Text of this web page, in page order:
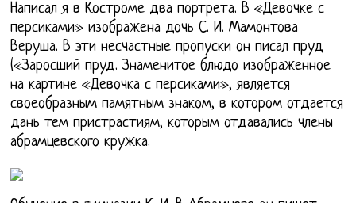
Написал я в Костроме два портрета. В «Девочке с
персиками» изображена дочь С. И. Мамонтова
Веруша. В эти несчастные пропуски он писал пруд
(«Заросший пруд. Знаменитое блюдо изображенное
на картине «Девочка с персиками», является
своеобразным памятным знаком, в котором отдается
дань тем пристрастиям, которым отдавались члены
абрамцевского кружка.